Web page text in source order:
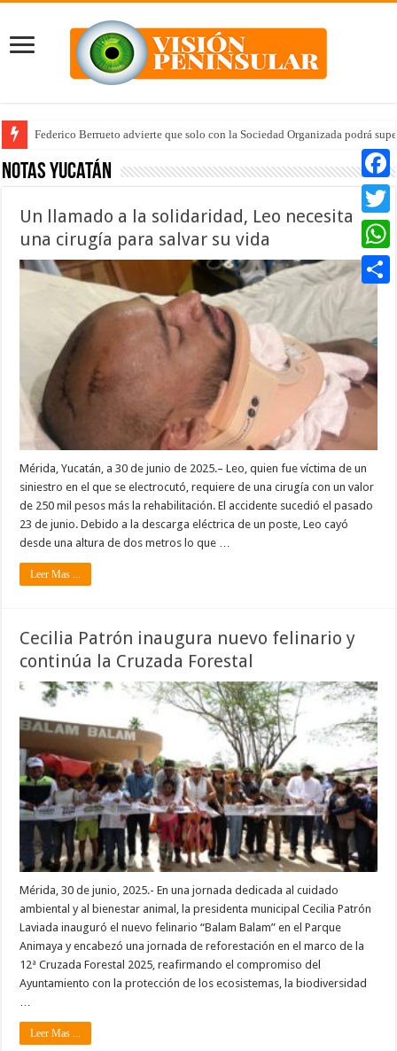
Federico Berrueto advierte que solo con la Sociedad Organizada podrá
Arrancan la tercera etapa de Médico 24/7
Notas Yucatán
Un llamado a la solidaridad, Leo necesita
una cirugía para salvar su vida
Mérida, Yucatán, a 30 de junio de 2025.– Leo, quien fue víctima de un
siniestro en el que se electrocutó, requiere de una cirugía con un valor
de 250 mil pesos más la rehabilitación. El accidente sucedió el pasado
23 de junio. Debido a la descarga eléctrica de un poste, Leo cayó
desde una altura de dos metros lo que …
Leer Mas ...
Cecilia Patrón inaugura nuevo felinario y
continúa la Cruzada Forestal
Mérida, 30 de junio, 2025.- En una jornada dedicada al cuidado
ambiental y al bienestar animal, la presidenta municipal Cecilia Patrón
Laviada inauguró el nuevo felinario “Balam Balam” en el Parque
Animaya y encabezó una jornada de reforestación en el marco de la
12ª Cruzada Forestal 2025, reafirmando el compromiso del
Ayuntamiento con la protección de los ecosistemas, la biodiversidad
Leer Mas ...
Twitter